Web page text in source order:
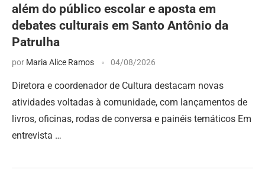
além do público escolar e aposta em
debates culturais em Santo Antônio da
Patrulha
por Maria Alice Ramos 04/08/2026
Diretora e coordenador de Cultura destacam novas
atividades voltadas à comunidade, com lançamentos de
livros, oficinas, rodas de conversa e painéis temáticos Em
entrevista …